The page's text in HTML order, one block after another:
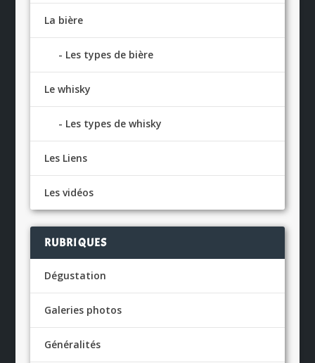
La bière
Les types de bière
Le whisky
Les types de whisky
Les Liens
Les vidéos
RUBRIQUES
Dégustation
Galeries photos
Généralités